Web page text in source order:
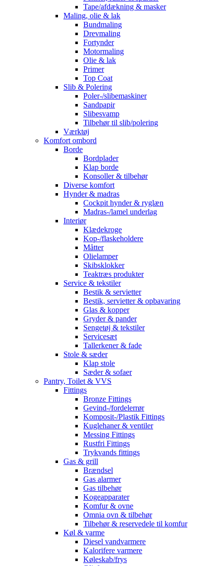
Tape/afdækning & masker
Maling, olie & lak
Bundmaling
Drevmaling
Fortynder
Motormaling
Olie & lak
Primer
Top Coat
Slib & Polering
Poler-/slibemaskiner
Sandpapir
Slibesvamp
Tilbehør til slib/polering
Værktøj
Komfort ombord
Borde
Bordplader
Klap borde
Konsoller & tilbehør
Diverse komfort
Hynder & madras
Cockpit hynder & ryglæn
Madras-/lamel underlag
Interiør
Klædekroge
Kop-/flaskeholdere
Måtter
Olielamper
Skibsklokker
Teaktræs produkter
Service & tekstiler
Bestik & servietter
Bestik, servietter & opbavaring
Glas & kopper
Gryder & pander
Sengetøj & tekstiler
Servicesæt
Tallerkener & fade
Stole & sæder
Klap stole
Sæder & sofaer
Pantry, Toilet & VVS
Fittings
Bronze Fittings
Gevind-/fordelerrør
Komposit-/Plastik Fittings
Kuglehaner & ventiler
Messing Fittings
Rustfri Fittings
Trykvands fittings
Gas & grill
Brændsel
Gas alarmer
Gas tilbehør
Kogeapparater
Komfur & ovne
Omnia ovn & tilbehør
Tilbehør & reservedele til komfur
Køl & varme
Diesel vandvarmere
Kalorifere varmere
Køleskab/frys